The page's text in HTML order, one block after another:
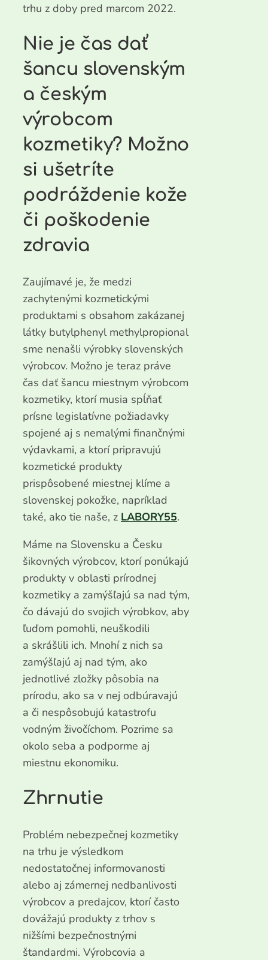
trhu z doby pred marcom 2022.
Nie je čas dať
šancu slovenským
a českým
výrobcom
kozmetiky? Možno
si ušetríte
podráždenie kože
či poškodenie
zdravia
Zaujímavé je, že medzi
zachytenými kozmetickými
produktami s obsahom zakázanej
látky butylphenyl methylpropional
sme nenašli výrobky slovenských
výrobcov. Možno je teraz práve
čas dať šancu miestnym výrobcom
kozmetiky, ktorí musia spĺňať
prísne legislatívne požiadavky
spojené aj s nemalými finančnými
výdavkami, a ktorí pripravujú
kozmetické produkty
prispôsobené miestnej klíme a
slovenskej pokožke, napríklad
také, ako tie naše, z LABORY55.
Máme na Slovensku a Česku
šikovných výrobcov, ktorí ponúkajú
produkty v oblasti prírodnej
kozmetiky a zamýšľajú sa nad tým,
čo dávajú do svojich výrobkov, aby
ľuďom pomohli, neuškodili
a skrášlili ich. Mnohí z nich sa
zamýšľajú aj nad tým, ako
jednotlivé zložky pôsobia na
prírodu, ako sa v nej odbúravajú
a či nespôsobujú katastrofu
vodným živočíchom. Pozrime sa
okolo seba a podporme aj
miestnu ekonomiku.
Zhrnutie
Problém nebezpečnej kozmetiky
na trhu je výsledkom
nedostatočnej informovanosti
alebo aj zámernej nedbanlivosti
výrobcov a predajcov, ktorí často
dovážajú produkty z trhov s
nižšími bezpečnostnými
štandardmi. Výrobcovia a